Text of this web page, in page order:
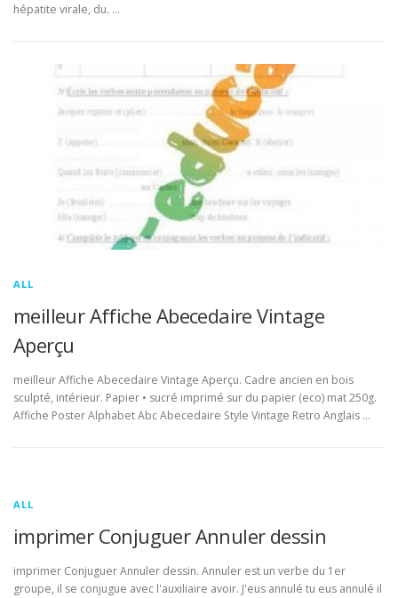
hépatite virale, du. …
ALL
meilleur Affiche Abecedaire Vintage
Aperçu
meilleur Affiche Abecedaire Vintage Aperçu. Cadre ancien en bois
sculpté, intérieur. Papier • sucré imprimé sur du papier (eco) mat 250g.
Affiche Poster Alphabet Abc Abecedaire Style Vintage Retro Anglais …
ALL
imprimer Conjuguer Annuler dessin
imprimer Conjuguer Annuler dessin. Annuler est un verbe du 1er
groupe, il se conjugue avec l'auxiliaire avoir. J'eus annulé tu eus annulé il